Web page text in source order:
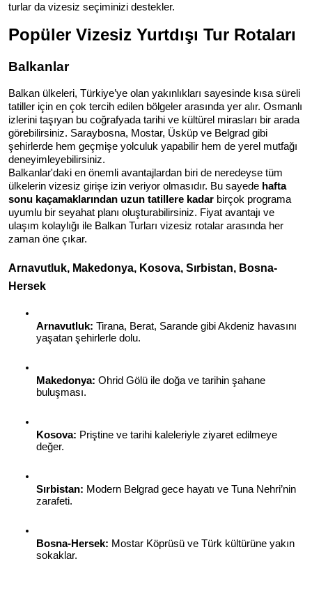
turlar da vizesiz seçiminizi destekler.
Popüler Vizesiz Yurtdışı Tur Rotaları
Balkanlar
Balkan ülkeleri, Türkiye’ye olan yakınlıkları sayesinde kısa süreli
tatiller için en çok tercih edilen bölgeler arasında yer alır. Osmanlı
izlerini taşıyan bu coğrafyada tarihi ve kültürel mirasları bir arada
görebilirsiniz. Saraybosna, Mostar, Üsküp ve Belgrad gibi
şehirlerde hem geçmişe yolculuk yapabilir hem de yerel mutfağı
deneyimleyebilirsiniz.
Balkanlar'daki en önemli avantajlardan biri de neredeyse tüm
ülkelerin vizesiz girişe izin veriyor olmasıdır. Bu sayede hafta
sonu kaçamaklarından uzun tatillere kadar birçok programa
uyumlu bir seyahat planı oluşturabilirsiniz. Fiyat avantajı ve
ulaşım kolaylığı ile Balkan Turları vizesiz rotalar arasında her
zaman öne çıkar.
Arnavutluk, Makedonya, Kosova, Sırbistan, Bosna-
Hersek
Arnavutluk: Tirana, Berat, Sarande gibi Akdeniz havasını
yaşatan şehirlerle dolu.
Makedonya: Ohrid Gölü ile doğa ve tarihin şahane
buluşması.
Kosova: Priştine ve tarihi kaleleriyle ziyaret edilmeye
değer.
Sırbistan: Modern Belgrad gece hayatı ve Tuna Nehri’nin
zarafeti.
Bosna-Hersek: Mostar Köprüsü ve Türk kültürüne yakın
sokaklar.